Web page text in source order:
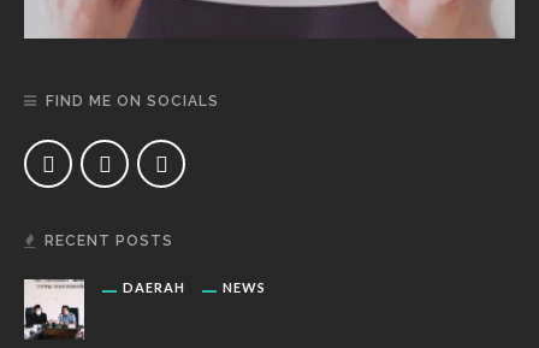
FIND ME ON SOCIALS
RECENT POSTS
DAERAH NEWS